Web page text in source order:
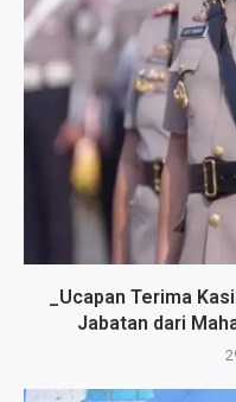
_Ucapan Terima
Jabatan dari